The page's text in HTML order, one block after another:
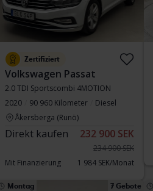
Zertifiziert
Volkswagen Passat
2.0 TDI Sportscombi 4MOTION
2020
90 960 Kilometer
Diesel
Åkersberga (Runö)
Direkt kaufen 232 900 SEK
234 900 SEK
Mit Finanzierung
1 984 SEK/Monat
Montag 7 Gebote